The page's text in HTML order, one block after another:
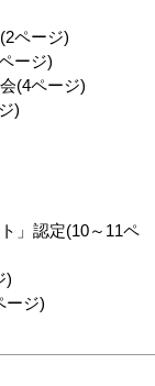
ページ)
ージ)
(4ページ)
)
」認定(10～11ペ
)
ージ)